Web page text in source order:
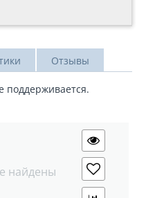
Отзывы
поддерживается.
найдены